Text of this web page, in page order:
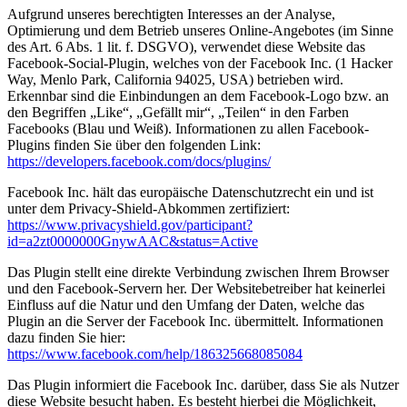
Aufgrund unseres berechtigten Interesses an der Analyse,
Optimierung und dem Betrieb unseres Online-Angebotes (im Sinne
des Art. 6 Abs. 1 lit. f. DSGVO), verwendet diese Website das
Facebook-Social-Plugin, welches von der Facebook Inc. (1 Hacker
Way, Menlo Park, California 94025, USA) betrieben wird.
Erkennbar sind die Einbindungen an dem Facebook-Logo bzw. an
den Begriffen „Like“, „Gefällt mir“, „Teilen“ in den Farben
Facebooks (Blau und Weiß). Informationen zu allen Facebook-
Plugins finden Sie über den folgenden Link:
https://developers.facebook.com/docs/plugins/
Facebook Inc. hält das europäische Datenschutzrecht ein und ist
unter dem Privacy-Shield-Abkommen zertifiziert:
https://www.privacyshield.gov/participant?
id=a2zt0000000GnywAAC&status=Active
Das Plugin stellt eine direkte Verbindung zwischen Ihrem Browser
und den Facebook-Servern her. Der Websitebetreiber hat keinerlei
Einfluss auf die Natur und den Umfang der Daten, welche das
Plugin an die Server der Facebook Inc. übermittelt. Informationen
dazu finden Sie hier:
https://www.facebook.com/help/186325668085084
Das Plugin informiert die Facebook Inc. darüber, dass Sie als Nutzer
diese Website besucht haben. Es besteht hierbei die Möglichkeit,